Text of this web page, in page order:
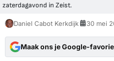
zaterdagavond in Zeist.
Daniel Cabot Kerkdijk 30 mei
Maak ons je Google-